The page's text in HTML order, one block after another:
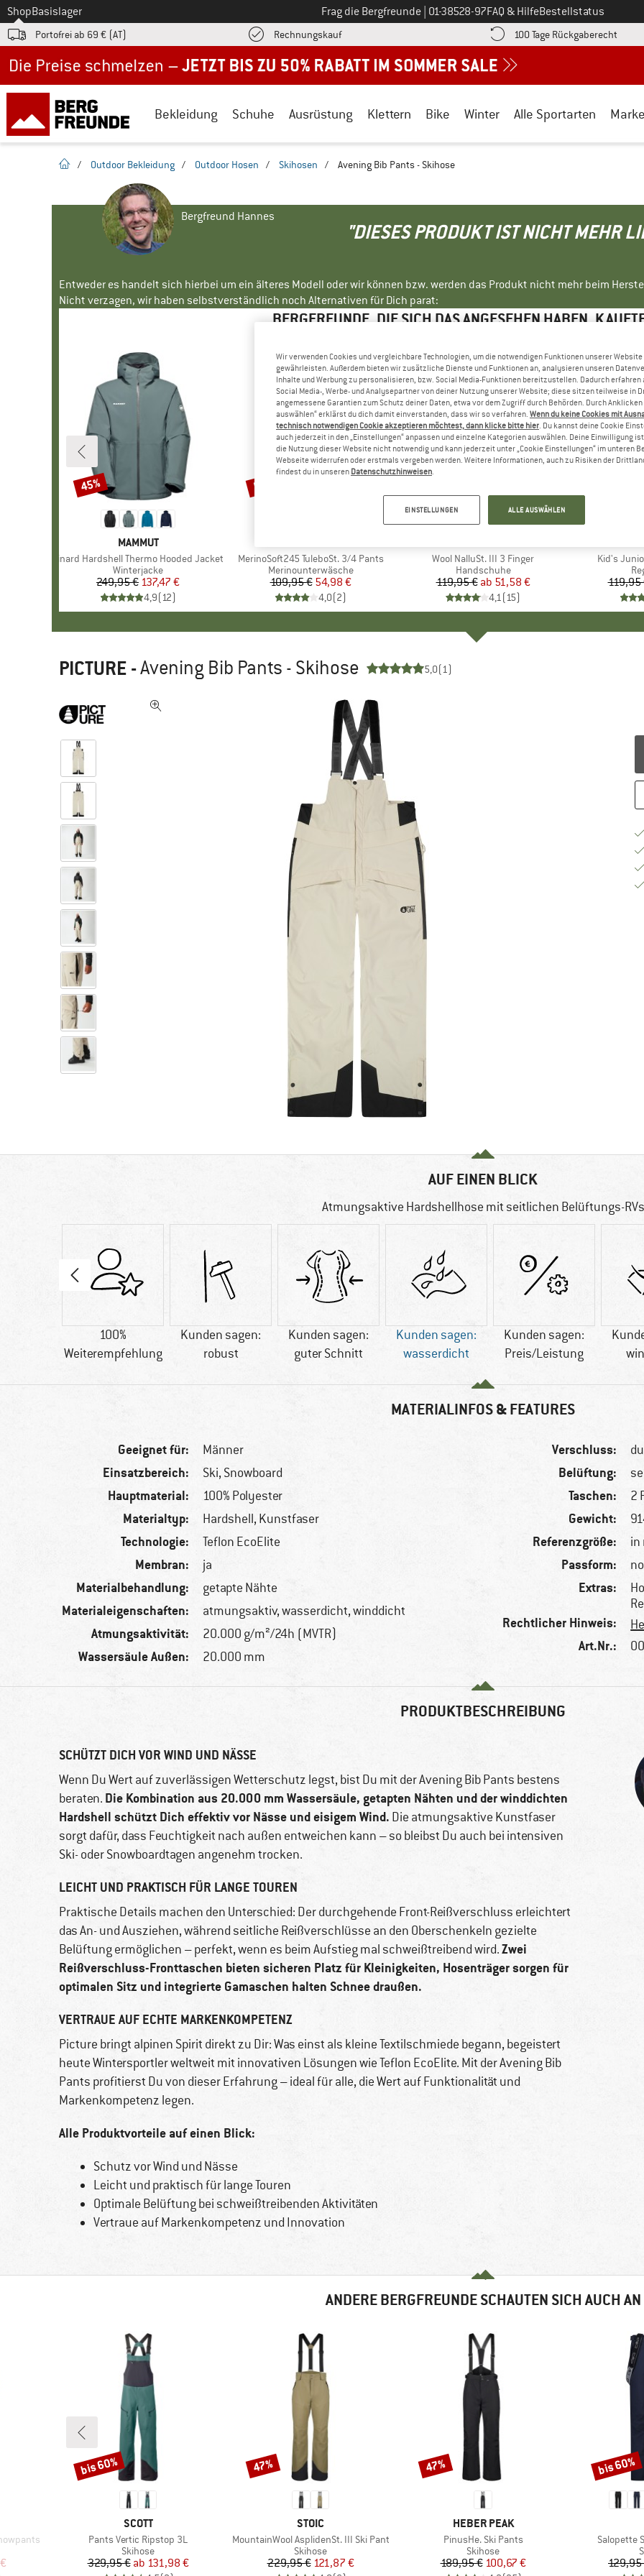
Zum
ShopBasislager Frag die Bergfreunde Ruf uns an unter
01-38528-97FAQ & HilfeBestellstatus
Portofrei ab 69 € (AT) RechnungskaufFinde die Zahlungs-Infos hier! Öffnet sich in einer Infobox
100 Tage Rückgaberecht
Bekleidung Schuhe Ausrüstung Klettern Bike Winter Alle Sportarten
Startseite
/ Outdoor Bekleidung / Outdoor Hosen / Skihosen / Avening Bib Pants - Skihose
Bergfreund Hannes
"DIESES PRODUKT IST NICHT MEHR
Entweder es handelt sich hierbei um ein älteres Modell oder wir können bzw. werden das Produkt nicht mehr beim
Nicht verzagen, wir haben selbstverständlich noch Alternativen für Dich parat:
BERGFREUNDE, DIE SICH DAS ANGESEHEN HABEN,
MARKE
MAMMUT
Artikel
Linard Hardshell Thermo Hooded Jacket
Produktgruppe
Winterjacke
Preis
249,95 €reduzierter Preis
137,47 €
4,9(12)
Rabatt
45%
Artikel
MerinoSoft245 TuleboSt. 3/4 Pants
Produktgruppe
Merinounterwäsche
Preis
109,95 €reduzierter Preis
54,98 €
4,0(2)
Rabatt
50%
Artikel
Wool NalluSt. III 3 Finger
Produktgruppe
Handschuhe
Preis
119,95 € reduzierter Preis
ab 51,58 €
4,1(15)
Artikel
Kid's
119,95
PICTURE -Avening Bib Pants - Skihose 5,0(1)
AUF EINEN BLICK
Atmungsaktive Hardshellhose mit seitlichen Belüftungs-RVs
100%
Weiterempfehlung
Kunden sagen:
robust
Kunden sagen:
guter Schnitt
Kunden sagen:
wasserdicht
Kunden sagen:
Preis/Leistung
MATERIALINFOS & FEATURES
Geeignet für: Männer
Einsatzbereich: Ski, Snowboard
Hauptmaterial: 100% Polyester
Materialtyp: Hardshell, Kunstfaser
Technologie: Teflon EcoElite
Membran: ja
Materialbehandlung: getapte Nähte
Materialeigenschaften: atmungsaktiv, wasserdicht, winddicht
Atmungsaktivität: 20.000 g/m²/24h (MVTR)
Wassersäule Außen: 20.000 mm
Verschluss:
Belüftung:
Taschen: 2
Gewicht:
Referenzgröße: in
Passform:
Extras:
Rechtlicher Hinweis:
Art.Nr.:
PRODUKTBESCHREIBUNG
SCHÜTZT DICH VOR WIND UND NÄSSE
Wenn Du Wert auf zuverlässigen Wetterschutz legst, bist Du mit der Avening Bib Pants bestens
beraten. Die Kombination aus 20.000 mm Wassersäule, getapten Nähten und der winddichten
Hardshell schützt Dich effektiv vor Nässe und eisigem Wind. Die atmungsaktive Kunstfaser
sorgt dafür, dass Feuchtigkeit nach außen entweichen kann – so bleibst Du auch bei intensiven
Ski- oder Snowboardtagen angenehm trocken.
LEICHT UND PRAKTISCH FÜR LANGE TOUREN
Praktische Details machen den Unterschied: Der durchgehende Front-Reißverschluss erleichtert
das An- und Ausziehen, während seitliche Reißverschlüsse an den Oberschenkeln gezielte
Belüftung ermöglichen – perfekt, wenn es beim Aufstieg mal schweißtreibend wird.Zwei
Reißverschluss-Fronttaschen bieten sicheren Platz für Kleinigkeiten, Hosenträger sorgen für
optimalen Sitz und integrierte Gamaschen halten Schnee draußen.
VERTRAUE AUF ECHTE MARKENKOMPETENZ
Picture bringt alpinen Spirit direkt zu Dir: Was einst als kleine Textilschmiede begann, begeistert
heute Wintersportler weltweit mit innovativen Lösungen wie Teflon EcoElite. Mit der Avening Bib
Pants profitierst Du von dieser Erfahrung – ideal für alle, die Wert auf Funktionalität und
Markenkompetenz legen.
Alle Produktvorteile auf einen Blick:
Schutz vor Wind und Nässe
Leicht und praktisch für lange Touren
Optimale Belüftung bei schweißtreibenden Aktivitäten
Vertraue auf Markenkompetenz und Innovation
ANDERE BERGFREUNDE SCHAUTEN SICH AUCH AN
Preis
MARKE
SCOTT
Artikel
Pants Vertic Ripstop 3L
Produktgruppe
Skihose
Preis
329,95 € reduzierter Preis
ab 131,98 €
Rabatt
bis 60%
MARKE
STOIC
Artikel
MountainWool AsplidenSt. III Ski Pant
Produktgruppe
Skihose
Preis
229,95 €reduzierter Preis
121,87 €
Rabatt
47%
MARKE
HEBER PEAK
Artikel
PinusHe. Ski Pants
Produktgruppe
Skihose
Preis
189,95 €reduzierter Preis
100,67 €
Rabatt
47%
Artikel
Salopette
129,95
Rabatt
bis 60%
Wir verwenden Cookies und vergleichbare Technologien, um die notwendigen Funktionen unserer Website
gewährleisten. Außerdem bieten wir zusätzliche Dienste und Funktionen an, analysieren unseren
Inhalte und Werbung zu personalisieren, bzw. Social Media-Funktionen bereitzustellen. Dadurch erfahren
Social Media-, Werbe- und Analysepartner von deiner Nutzung unserer Website; diese sitzen teilweise in
angemessene Garantien zum Schutz deiner Daten, etwa vor dem Zugriff durch Behörden. Durch Anklicken
auswählen“ erklärst du dich damit einverstanden, dass wir so verfahren. Wenn du keine Cookies mit
technisch notwendigen Cookie akzeptieren möchtest, dann klicke bitte hier. Du kannst deine Cookie
auch jederzeit in den „Einstellungen“ anpassen und einzelne Kategorien auswählen. Deine Einwilligung
die Nutzung dieser Website nicht notwendig und kann jederzeit unter „Cookie Einstellungen“ im unteren
Webseite widerrufen oder erstmals vergeben werden. Weitere Informationen, auch zu Risiken der
findest du in unseren Datenschutzhinweisen.
EINSTELLUNGEN ALLE AUSWÄHLEN